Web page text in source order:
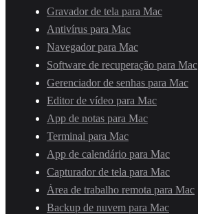
Gravador de tela para Mac
Antivírus para Mac
Navegador para Mac
Software de recuperação para Mac
Gerenciador de senhas para Mac
Editor de vídeo para Mac
App de notas para Mac
Terminal para Mac
App de calendário para Mac
Capturador de tela para Mac
Área de trabalho remota para Mac
Backup de nuvem para Mac